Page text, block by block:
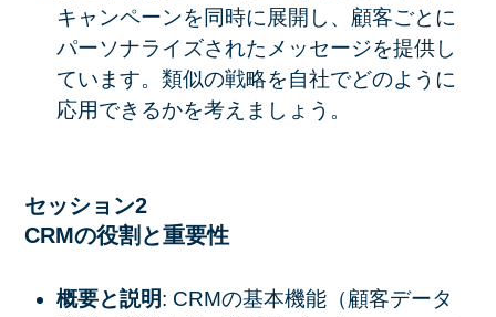
キャンペーンを同時に展開し、顧客ごとに
パーソナライズされたメッセージを提供し
ています。類似の戦略を自社でどのように
応用できるかを考えましょう。
セッション2
CRMの役割と重要性
概要と説明: CRMの基本機能（顧客データ